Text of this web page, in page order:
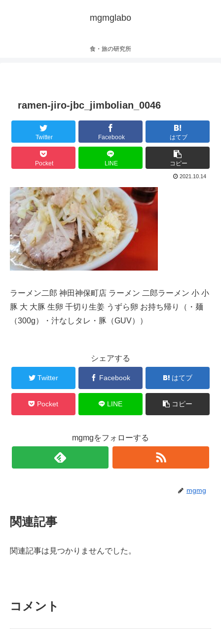
mgmglabo
食・旅の研究所
ramen-jiro-jbc_jimbolian_0046
Twitter Facebook はてブ
Pocket LINE コピー
2021.10.14
ラーメン二郎 神田神保町店 ラーメン 二郎ラーメン 小 小
豚 大 大豚 生卵 千切り生姜 うずら卵 お持ち帰り（・麺
（300g）・汁なしタレ・豚（GUV））
シェアする
Twitter Facebook はてブ
Pocket LINE コピー
mgmgをフォローする
mgmg
関連記事
関連記事は見つかりませんでした。
コメント